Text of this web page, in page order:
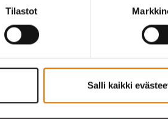
Tilastot
Salli kaikki